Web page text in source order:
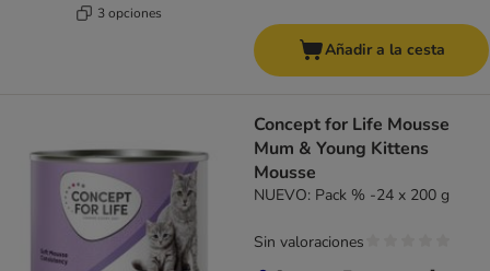
3 opciones
Añadir a la cesta
Concept for Life Mousse
Mum & Young Kittens
Mousse
NUEVO: Pack % -24 x 200 g
Sin valoraciones